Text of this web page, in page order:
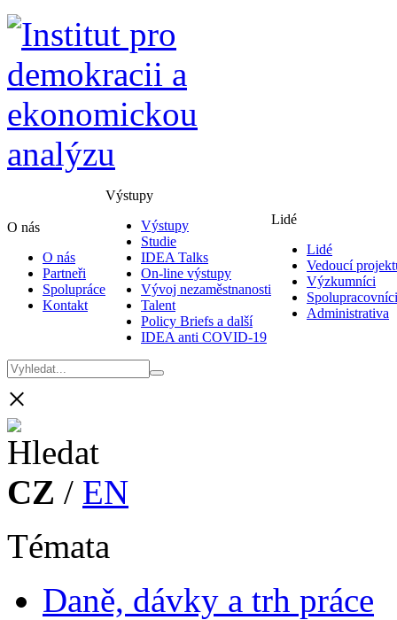
O nás
O nás
Partneři
Spolupráce
Kontakt
Výstupy
Výstupy
Studie
IDEA Talks
On-line výstupy
Vývoj nezaměstnanosti
Talent
Policy Briefs a další
IDEA anti COVID-19
Lidé
Lidé
Vedoucí
Výzkumníci
Spolupracovníci
Administrativa
×
CZ / EN
Témata
Daně, dávky a trh práce